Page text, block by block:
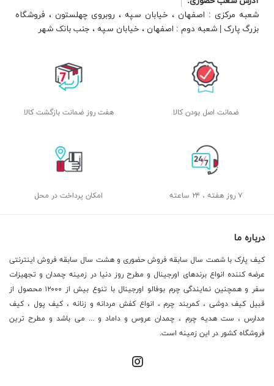
شعبه مرکزی : اصفهان ، خیابان سپه ، روبروی چهلستون ، فروشگاه
بزرگ پارک | شعبه دوم : اصفهان ، خیابان سپه ، جنب بانک شهر
ضمانت اصل بودن کالا هفت روز ضمانت بازگشت کالا
۷ روز هفته ، ۲۴ ساعته امکان پرداخت در محل
درباره ما
کیف پارک با شصت سال سابقه فروش حضوری و هشت سال سابقه فروش اینترنتی
عرضه کننده انواع برندهای اورجینال و مطرح روز دنیا در زمینه چمدان و تجهیزات
سفر و همچنین نمایندگی چرم بوفالو اورجینال با تنوع بیش از ۱۲۰۰۰ محصول از
قبیل کیف دوشی ، کمربند چرم ، انواع کفش مردانه و زنانه ، کیف پول ، کیف
مدارس ، ست هدیه چرم ، چمدان عروس و داماد و ... می باشد و مطرح ترین
فروشگاه کشور در این زمینه است.